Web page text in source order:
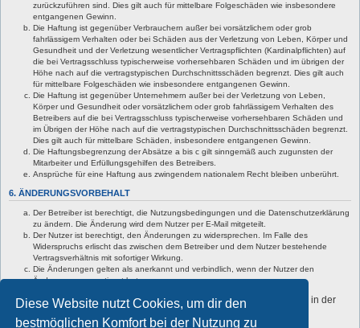
Diese Website nutzt Cookies, um dir den
bestmöglichen Komfort bei der Nutzung zu
zurückzuführen sind. Dies gilt auch für mittelbare Folgeschäden wie insbesondere
entgangenen Gewinn.
Die Haftung ist gegenüber Verbrauchern außer bei vorsätzlichem oder grob
fahrlässigem Verhalten oder bei Schäden aus der Verletzung von Leben, Körper und
Gesundheit und der Verletzung wesentlicher Vertragspflichten (Kardinalpflichten) auf
die bei Vertragsschluss typischerweise vorhersehbaren Schäden und im übrigen der
Höhe nach auf die vertragstypischen Durchschnittsschäden begrenzt. Dies gilt auch
für mittelbare Folgeschäden wie insbesondere entgangenen Gewinn.
Die Haftung ist gegenüber Unternehmern außer bei der Verletzung von Leben,
Körper und Gesundheit oder vorsätzlichem oder grob fahrlässigem Verhalten des
Betreibers auf die bei Vertragsschluss typischerweise vorhersehbaren Schäden und
im Übrigen der Höhe nach auf die vertragstypischen Durchschnittsschäden begrenzt.
Dies gilt auch für mittelbare Schäden, insbesondere entgangenen Gewinn.
Die Haftungsbegrenzung der Absätze a bis c gilt sinngemäß auch zugunsten der
Mitarbeiter und Erfüllungsgehilfen des Betreibers.
Ansprüche für eine Haftung aus zwingendem nationalem Recht bleiben unberührt.
6. ÄNDERUNGSVORBEHALT
Der Betreiber ist berechtigt, die Nutzungsbedingungen und die Datenschutzerklärung
zu ändern. Die Änderung wird dem Nutzer per E-Mail mitgeteilt.
Der Nutzer ist berechtigt, den Änderungen zu widersprechen. Im Falle des
Widerspruchs erlischt das zwischen dem Betreiber und dem Nutzer bestehende
Vertragsverhältnis mit sofortiger Wirkung.
Die Änderungen gelten als anerkannt und verbindlich, wenn der Nutzer den
Änderungen zugestimmt hat.
Informationen über den Umgang mit deinen persönlichen Daten sind in der